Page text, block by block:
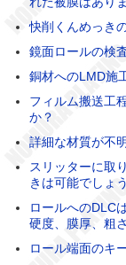
快削くんめっき
鏡面ロールの検
銅材へのLMD施
フィルム搬送工
か？
詳細な材質が不
スリッターに取
きは可能でしょ
ロールへのDLC
硬度、膜厚、粗
ロール端面のキ